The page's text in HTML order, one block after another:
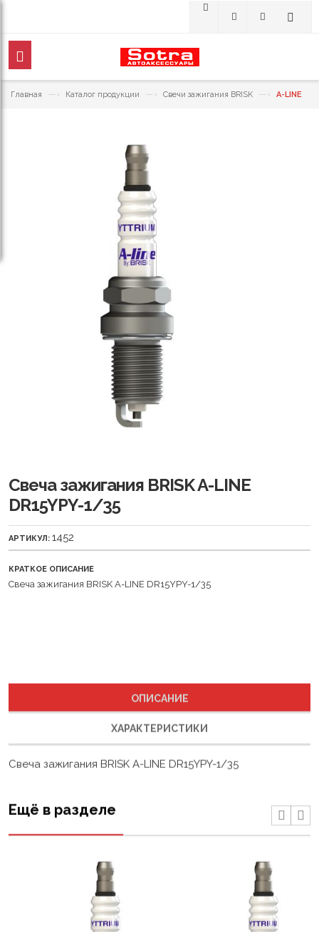
Главная —› Каталог продукции —› Свечи зажигания BRISK —› A-LINE
Свеча зажигания BRISK A-LINE
DR15YPY-1/35
АРТИКУЛ: 1452
КРАТКОЕ ОПИСАНИЕ
Свеча зажигания BRISK A-LINE DR15YPY-1/35
ХАРАКТЕРИСТИКИ
Свеча зажигания BRISK A-LINE DR15YPY-1/35